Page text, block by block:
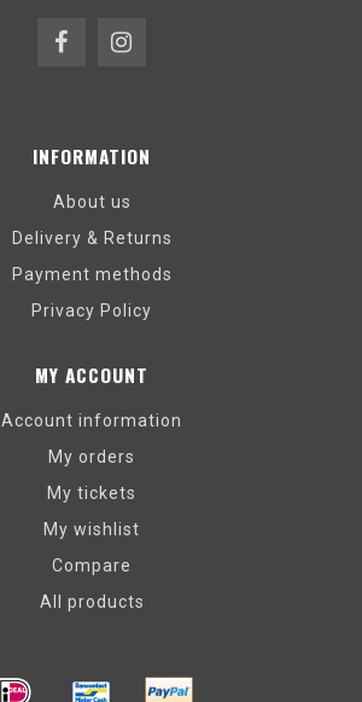
INFORMATION
About us
Delivery & Returns
Payment methods
Privacy Policy
MY ACCOUNT
Account information
My orders
My tickets
My wishlist
Compare
All products